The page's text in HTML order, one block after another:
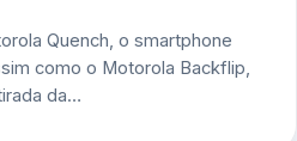
Quench, o smartphone
como o Motorola Backflip,
da…